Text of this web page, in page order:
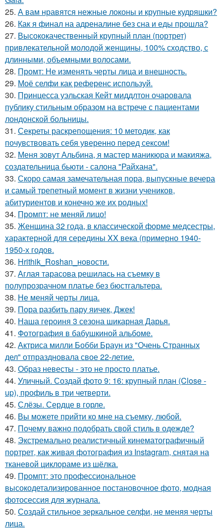
25. А вам нравятся нежные локоны и крупные кудряшки?
26. Как я финал на адреналине без сна и еды прошла?
27. Высококачественный крупный план (портрет)
привлекательной молодой женщины, 100% сходство, с
длинными, объемными волосами.
28. Промт: Не изменять черты лица и внешность.
29. Моё селфи как референс используй.
30. Принцесса уэльская Кейт миддлтон очаровала
публику стильным образом на встрече с пациентами
лондонской больницы.
31. Секреты раскрепощения: 10 методик, как
почувствовать себя уверенно перед сексом!
32. Меня зовут Альбина, я мастер маникюра и макияжа,
создательница бьюти - салона "Райхана".
33. Скоро самая замечательная пора, выпускные вечера
и самый трепетный момент в жизни учеников,
абитуриентов и конечно же их родных!
34. Промпт: не меняй лицо!
35. Женщина 32 года, в классической форме медсестры,
характерной для середины XX века (примерно 1940-
1950-х годов.
36. Hrithik_Roshan_новости.
37. Аглая тарасова решилась на съемку в
полупрозрачном платье без бюстгальтера.
38. Не меняй черты лица.
39. Пора разбить пару яичек, Джек!
40. Наша героиня 3 сезона шикарная Дарья.
41. Фотография в бабушкиной альбоме.
42. Актриса милли Бобби Браун из "Очень Странных
дел" отпраздновала свое 22-летие.
43. Образ невесты - это не просто платье.
44. Уличный. Создай фото 9: 16: крупный план (Close -
up), профиль в три четверти.
45. Слёзы. Сердце в горле.
46. Вы можете прийти ко мне на съемку, любой.
47. Почему важно подобрать свой стиль в одежде?
48. Экстремально реалистичный кинематографичный
портрет, как живая фотография из Instagram, снятая на
тканевой циклораме из шёлка.
49. Промпт: это профессиональное
высокодетализированное постановочное фото, модная
фотосессия для журнала.
50. Создай стильное зеркальное селфи, не меняя черты
лица.